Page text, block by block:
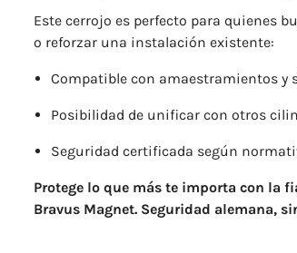
Este cerrojo es perfecto para quienes
o reforzar una instalación existente:
Compatible con amaestramientos y
Posibilidad de unificar con otros
Seguridad certificada según
Protege lo que más te importa con la
Bravus Magnet. Seguridad alemana,